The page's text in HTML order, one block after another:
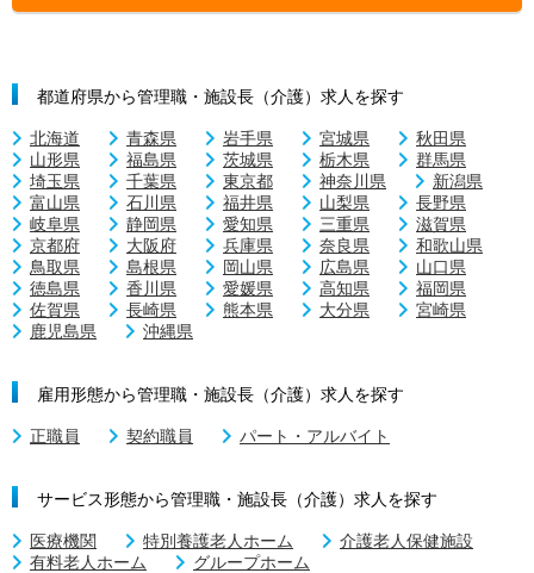
都道府県から管理職・施設長（介護）求人を探す
北海道 青森県 岩手県 宮城県
秋田県
山形県
福島県 茨城県 栃木県
群馬県
埼玉県
千葉県 東京都 神奈川県
新潟県
富山県
石川県 福井県 山梨県
長野県
岐阜県
静岡県 愛知県 三重県
滋賀県
京都府
大阪府 兵庫県 奈良県
和歌山県
鳥取県
島根県 岡山県 広島県
山口県
徳島県
香川県 愛媛県 高知県
福岡県
佐賀県
長崎県 熊本県 大分県
宮崎県
鹿児島県
沖縄県
雇用形態から管理職・施設長（介護）求人を探す
正職員 契約職員 パート・アルバイト
サービス形態から管理職・施設長（介護）求人を探す
医療機関 特別養護老人ホーム
介護老人保健施設
有料老人ホーム
グループホーム